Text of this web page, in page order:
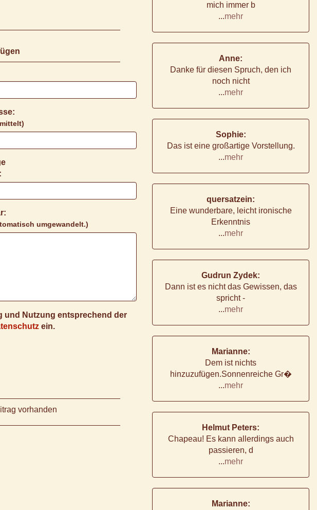
:
umgewandelt.)
und Nutzung entsprechend der
ein.
vorhanden
mich immer b
...mehr
Anne:
Danke für diesen Spruch, den ich
noch nicht
...mehr
Sophie:
Das ist eine großartige Vorstellung.
...mehr
quersatzein:
Eine wunderbare, leicht ironische
Erkenntnis
...mehr
Gudrun Zydek:
Dann ist es nicht das Gewissen, das
spricht -
...mehr
Marianne:
Dem ist nichts
hinzuzufügen.Sonnenreiche Gr�
...mehr
Helmut Peters:
Chapeau! Es kann allerdings auch
passieren, d
...mehr
Marianne: